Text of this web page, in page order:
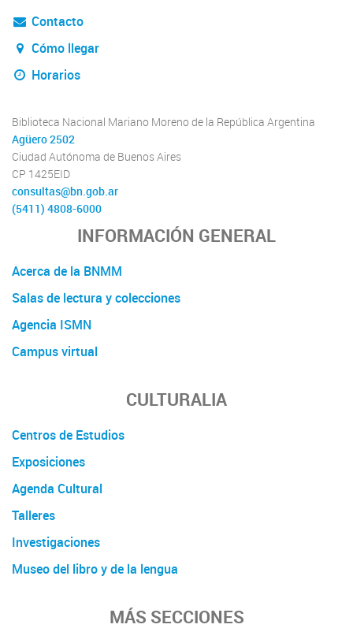
Contacto
Cómo llegar
Horarios
Biblioteca Nacional Mariano Moreno de la República Argentina
Agüero 2502
Ciudad Autónoma de Buenos Aires
CP 1425EID
consultas@bn.gob.ar
(5411) 4808-6000
INFORMACIÓN GENERAL
Acerca de la BNMM
Salas de lectura y colecciones
Agencia ISMN
Campus virtual
CULTURALIA
Centros de Estudios
Exposiciones
Agenda Cultural
Talleres
Investigaciones
Museo del libro y de la lengua
MÁS SECCIONES